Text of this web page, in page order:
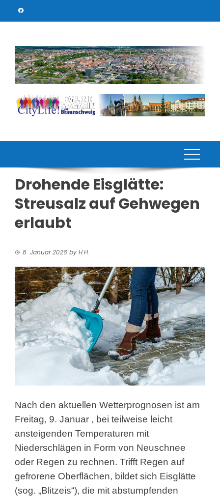
Drohende Eisglätte:
Streusalz auf Gehwegen
erlaubt
8. Januar 2026 by H.H.
Nach den aktuellen Wetterprognosen ist am
Freitag, 9. Januar , bei teilweise leicht
ansteigenden Temperaturen mit
Niederschlägen in Form von Neuschnee
oder Regen zu rechnen. Trifft Regen auf
gefrorene Oberflächen, bildet sich Eisglätte
(sog. „Blitzeis“), die mit abstumpfenden